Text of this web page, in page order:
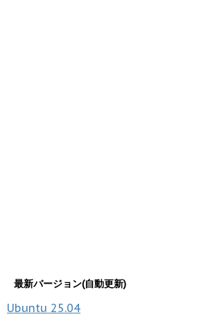
最新バージョン(自動更新)
Ubuntu 25.04